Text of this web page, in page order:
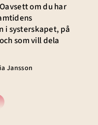
om du har
i systerskapet, på
som vill dela
Jansson